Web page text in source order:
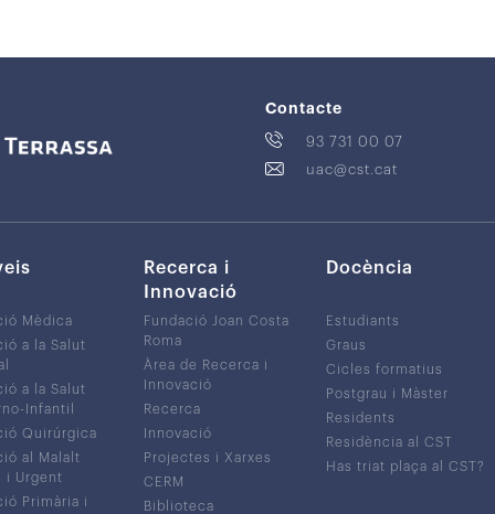
Contacte
93 731 00 07
uac@cst.cat
Mèdica
a la Salut
a la Salut
Infantil
Quirúrgica
al Malalt
i Urgent
Primària i
Recerca i
Innovació
Fundació Joan Costa
Roma
Àrea de Recerca i
Innovació
Recerca
Innovació
Projectes i Xarxes
CERM
Biblioteca
Docència
Estudiants
Graus
Cicles formatius
Postgrau i Màster
Residents
Residència al CST
Has triat plaça al CST?